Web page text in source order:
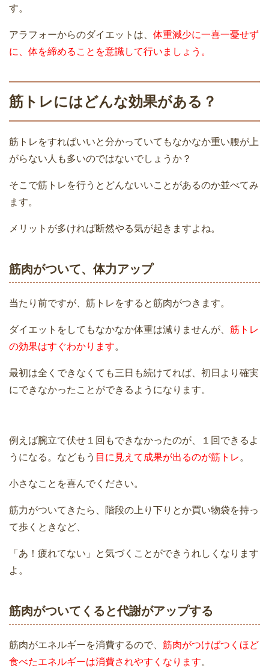
す。
アラフォーからのダイエットは、 体重減少に一喜一憂せず
に、体を締めることを意識して行いましょう。
筋トレにはどんな効果がある？
筋トレをすればいいと分かっていてもなかなか重い腰が上
がらない人も多いのではないでしょうか？
そこで筋トレを行うとどんないいことがあるのか並べてみ
ます。
メリットが多ければ断然やる気が起きますよね。
筋肉がついて、体力アップ
当たり前ですが、筋トレをすると筋肉がつきます。
ダイエットをしてもなかなか体重は減りませんが、 筋トレ
の効果はすぐわかります。
最初は全くできなくても三日も続けてれば、初日より確実
にできなかったことができるようになります。
例えば腕立て伏せ１回もできなかったのが、１回できるよ
うになる。などもう 目に見えて成果が出るのが筋トレ 。
小さなことを喜んでください。
筋力がついてきたら、階段の上り下りとか買い物袋を持っ
て歩くときなど、
「あ！疲れてない」と気づくことができうれしくなります
よ。
筋肉がついてくると代謝がアップする
筋肉がエネルギーを消費するので、 筋肉がつけばつくほど
食べたエネルギーは消費されやすくなります。